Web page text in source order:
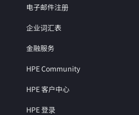
电子邮件注册
企业词汇表
金融服务
HPE Community
HPE 客户中心
HPE 登录